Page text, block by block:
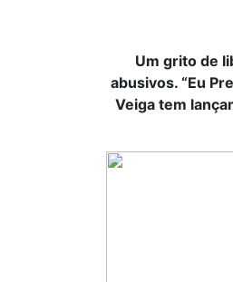
Um grito de
abusivos. “Eu
Veiga tem